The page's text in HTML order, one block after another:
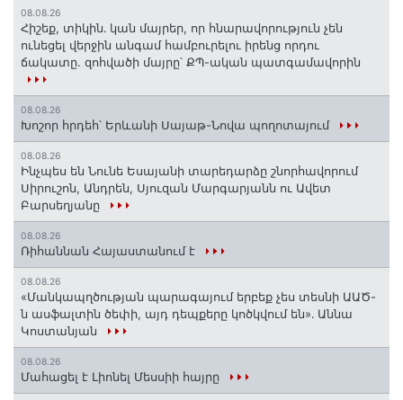
08.08.26
Հիշեք, տիկին․ կան մայրեր, որ հնարավորություն չեն
ունեցել վերջին անգամ համբուրելու իրենց որդու
ճակատը. զոհվածի մայրը՝ ՔՊ-ական պատգամավորին
08.08.26
Խոշոր հրդեհ՝ Երևանի Սայաթ-Նովա պողոտայում
08.08.26
Ինչպես են Նունե Եսայանի տարեդարձը շնորհավորում
Սիրուշոն, Անդրեն, Սյուզան Մարգարյանն ու Ավետ
Բարսեղյանը
08.08.26
Ռիհաննան Հայաստանում է
08.08.26
«Մանկապղծության պարագայում երբեք չես տեսնի ԱԱԾ-
ն ասֆալտին ծեփի, այդ դեպքերը կոծկվում են»․ Աննա
Կոստանյան
08.08.26
Մահացել է Լիոնել Մեսսիի հայրը